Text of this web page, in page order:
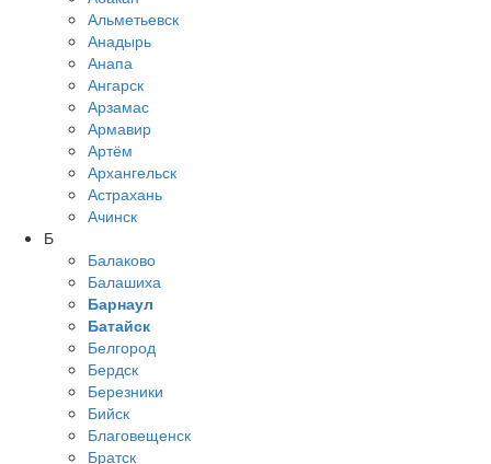
Альметьевск
Анадырь
Анапа
Ангарск
Арзамас
Армавир
Артём
Архангельск
Астрахань
Ачинск
Б
Балаково
Балашиха
Барнаул
Батайск
Белгород
Бердск
Березники
Бийск
Благовещенск
Братск